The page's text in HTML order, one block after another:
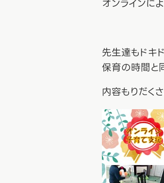
オンラインに
先生達もドキ
保育の時間と
内容もりだくさ